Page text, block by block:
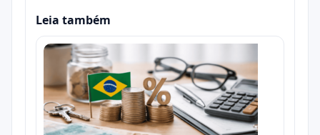
Leia também